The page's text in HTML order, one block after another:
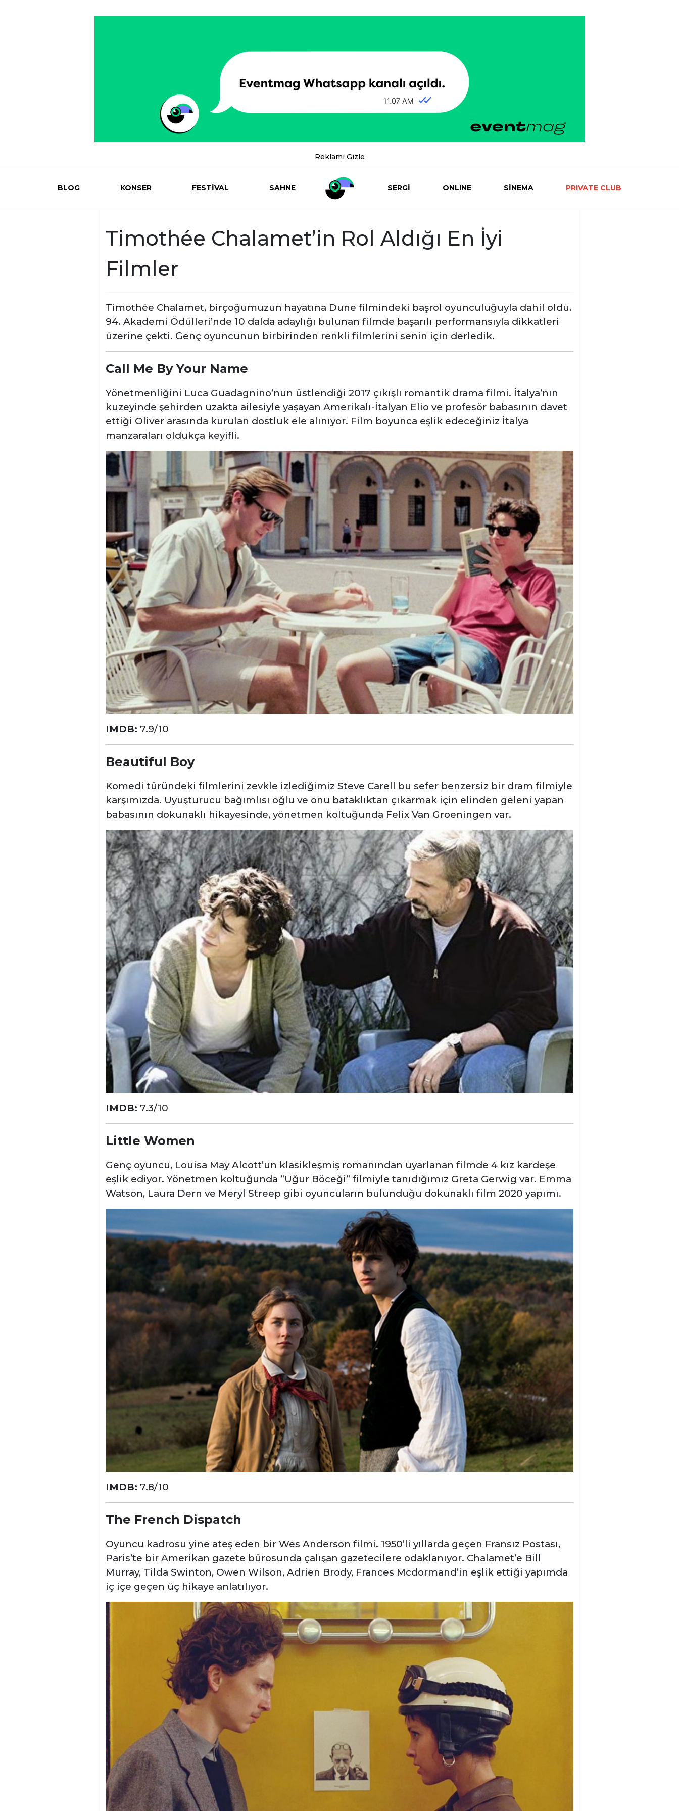
Reklamı Gizle
Eventmag
BLOG KONSER FESTİVAL SAHNE SERGİ ONLINE SİNEMA PRIVATE CLUB
Timothée Chalamet’in Rol Aldığı En İyi
Filmler
Timothée Chalamet, birçoğumuzun hayatına Dune filmindeki başrol oyunculuğuyla dahil oldu.
94. Akademi Ödülleri’nde 10 dalda adaylığı bulunan filmde başarılı performansıyla dikkatleri
üzerine çekti. Genç oyuncunun birbirinden renkli filmlerini senin için derledik.
Call Me By Your Name
Yönetmenliğini Luca Guadagnino’nun üstlendiği 2017 çıkışlı romantik drama filmi. İtalya’nın
kuzeyinde şehirden uzakta ailesiyle yaşayan Amerikalı-İtalyan Elio ve profesör babasının davet
ettiği Oliver arasında kurulan dostluk ele alınıyor. Film boyunca eşlik edeceğiniz İtalya
manzaraları oldukça keyifli.
IMDB: 7.9/10
Beautiful Boy
Komedi türündeki filmlerini zevkle izlediğimiz Steve Carell bu sefer benzersiz bir dram filmiyle
karşımızda. Uyuşturucu bağımlısı oğlu ve onu bataklıktan çıkarmak için elinden geleni yapan
babasının dokunaklı hikayesinde, yönetmen koltuğunda Felix Van Groeningen var.
IMDB: 7.3/10
Little Women
Genç oyuncu, Louisa May Alcott’un klasikleşmiş romanından uyarlanan filmde 4 kız kardeşe
eşlik ediyor. Yönetmen koltuğunda ”Uğur Böceği” filmiyle tanıdığımız Greta Gerwig var. Emma
Watson, Laura Dern ve Meryl Streep gibi oyuncuların bulunduğu dokunaklı film 2020 yapımı.
IMDB: 7.8/10
The French Dispatch
Oyuncu kadrosu yine ateş eden bir Wes Anderson filmi. 1950’li yıllarda geçen Fransız Postası,
Paris’te bir Amerikan gazete bürosunda çalışan gazetecilere odaklanıyor. Chalamet’e Bill
Murray, Tilda Swinton, Owen Wilson, Adrien Brody, Frances Mcdormand’in eşlik ettiği yapımda
iç içe geçen üç hikaye anlatılıyor.